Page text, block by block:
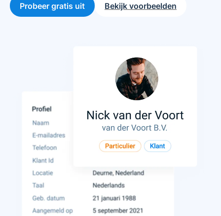
Probeer gratis uit Bekijk voorbeelden